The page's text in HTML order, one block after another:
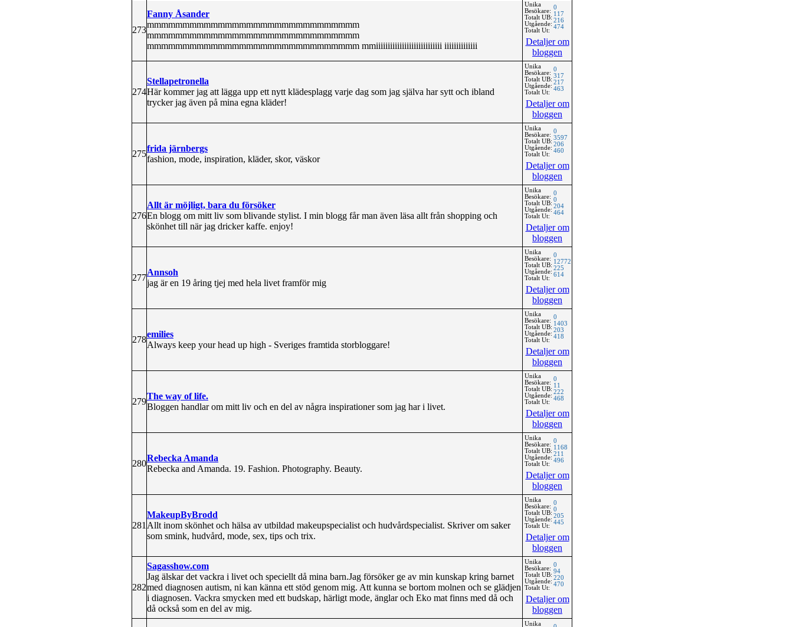
273
Fanny Åsander
mmmmmmmmmmmmmmmmmmmmmmmmmmmmmm
mmmmmmmmmmmmmmmmmmmmmmmmmmmmmm
mmmmmmmmmmmmmmmmmmmmmmmmmmmmmm mmiiiiiiiiiiiiiiiiiiiiiiiiiiii iiiiiiiiiiiiii
Unika
Besökare:
Totalt UB:
Utgående:
Totalt Ut:
0
117
216
474
Detaljer om
bloggen
274
Stellapetronella
Här kommer jag att lägga upp ett nytt klädesplagg varje dag som jag själva har sytt och ibland
trycker jag även på mina egna kläder!
Unika
Besökare:
Totalt UB:
Utgående:
Totalt Ut:
0
317
217
463
Detaljer om
bloggen
275
frida järnbergs
fashion, mode, inspiration, kläder, skor, väskor
Unika
Besökare:
Totalt UB:
Utgående:
Totalt Ut:
0
3597
206
460
Detaljer om
bloggen
276
Allt är möjligt, bara du försöker
En blogg om mitt liv som blivande stylist. I min blogg får man även läsa allt från shopping och
skönhet till när jag dricker kaffe. enjoy!
Unika
Besökare:
Totalt UB:
Utgående:
Totalt Ut:
0
0
204
464
Detaljer om
bloggen
277
Annsoh
jag är en 19 åring tjej med hela livet framför mig
Unika
Besökare:
Totalt UB:
Utgående:
Totalt Ut:
0
12772
225
614
Detaljer om
bloggen
278
emilies
Always keep your head up high - Sveriges framtida storbloggare!
Unika
Besökare:
Totalt UB:
Utgående:
Totalt Ut:
0
1403
203
418
Detaljer om
bloggen
279
The way of life.
Bloggen handlar om mitt liv och en del av några inspirationer som jag har i livet.
Unika
Besökare:
Totalt UB:
Utgående:
Totalt Ut:
0
11
222
468
Detaljer om
bloggen
280
Rebecka Amanda
Rebecka and Amanda. 19. Fashion. Photography. Beauty.
Unika
Besökare:
Totalt UB:
Utgående:
Totalt Ut:
0
1168
211
496
Detaljer om
bloggen
281
MakeupByBrodd
Allt inom skönhet och hälsa av utbildad makeupspecialist och hudvårdspecialist. Skriver om saker
som smink, hudvård, mode, sex, tips och trix.
Unika
Besökare:
Totalt UB:
Utgående:
Totalt Ut:
0
0
205
445
Detaljer om
bloggen
282
Sagasshow.com
Jag älskar det vackra i livet och speciellt då mina barn.Jag försöker ge av min kunskap kring barnet
med diagnosen autism, ni kan känna ett stöd genom mig. Att kunna se bortom molnen och se glädjen
i diagnosen. Vackra smycken med ett budskap, härligt mode, änglar och Eko mat finns med då och
då också som en del av mig.
Unika
Besökare:
Totalt UB:
Utgående:
Totalt Ut:
0
94
220
470
Detaljer om
bloggen
Unika